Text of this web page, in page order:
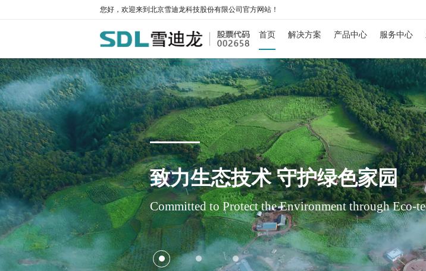
您好，欢迎来到北京雪迪龙科技股份有限公司官方网站！
首页 解决方案
污染源行业解决方案火电行业环保监测解决方案
钢铁行业环保监测解决方案
垃圾焚烧环保监测解决方案
污染源VOCs监测解决方案
大气环境质量改善解决方案环境空气质量监测解决方案
大气环境网格化监管解决方案
环境空气VOCs监测解决方案
大气污染防治管家服务解决方案
大气颗粒物与光化学组分网监测解
水环境质量改善解决方案地表水环境质量提升综合解决方案
水体感官愉悦度指数评价解决方案
工业园区综合解决方案工业园区智慧环保解决方案
智慧化工园区解决方案
碳监测碳计量解决方案碳排放与温室气体监测解决方案
CCER项目监测数据联网综合解决
工业过程分析行业解决方案石化化工行业过程气体分析解决方
水泥建材行业过程气体分析解决方
钢铁冶金行业过程气体分析解决方
空分特气行业过程气体分析解决方
产品中心
污染源监测超低排放监测系统
SCS-900/900C-
SCS-900UV/
SCS-900X-稀释
SCS-900S-高温
SCS-900CPM-抽
PMS501-烟气（
MODEL 2030-原
MODEL 2010 -
MODEL 2010S-
VOCs监测系统
SCS-900VIII-
垃圾焚烧监测系统
SCS-900FT-傅
SCS-900DS-二
重金属监测系统
SCS-900Hg-烟
SCS-900HM-烟
大气环境监测大气标准站
AQMS-900AI-数
AQMS-900-环境
AQMS-900S-小
AQMS-900CL-
MODEL 2430-高
SDL 1006-颗粒
AQMS-900HM-
AQMS-900C-
大气网格化监测系统
AQMS-1100-微
AQMS-900C-
AQMS-900C-
MODEL 2130-扬
AQMS-1100OU-
MODEL 2630-II-
MODEL 2630-环
大气VOCs监测系统
AQMS-900VI/
AQMS-900VC-
AQMS-900VF-
AQMS-
大气走航监测车
MCS-900A-大气
水环境监测地表水监测系统
WQMS-900AI-
WQMS-900-固
WQMS-900E-简
WQMS-900S-小
WQMS-900F-浮
WCS-900W-水
MODEL 9811-高
污染源水质监测系统
WWMS-900AI-
WWMS-900-污
MODEL 9810-化
MODEL 9820-氨
MODEL 9840-
MODEL 9850-总
水质特征因子在线分
MODEL 9880-水
WQMS-900HM-
智慧监测监管平台大气污染防治决策支
水污染防治决策支持
城市环境应急指挥管
智能环境综合监控平
区县智慧环保平台
园区安全环保应急一
碳监测碳计量碳排放监测系统
SCS-900/900C
SCS-900M-船舶
温室气体监测系统
AQMS-
AQMS-
T1320-气体滤波
碳计量数据管理系统
MODEL 2051-数
MODEL 2052-
KYS-2000-
碳监测碳计量管理平台
碳账户管理平台
CCER碳减排量
工业过程分析MODEL 6000系列色
MODEL
MODEL 6000-色
MODEL 1080系列气
MODEL 1080-红
MODEL 1080-
MODEL 1080-
MODEL 4030系列激
MODEL
ORTHODYNE色谱分
FID500/600系列
科学仪器飞行时间二次离子质谱
SurfaceSeer I-飞
SurfaceSeer S-
飞行时间质谱仪
PTR-TOF 4000-
PTR-TOF
便携式分析仪
MODEL
服务中心
运维服务
环境咨询服务
检测服务
售后服务
企
行业
多媒
致力生态技术 守护绿色家园
Committed to Protect the Environment through Eco-
雪迪龙邀您相约北京·2026中国国际环保展
2026-05-19
开展联学联建 共话党建引领推进产业经济发展
2022-
雪迪龙荣获西门子年度合作伙伴大奖
2022-03-06
10
2024-09
一
20
2023-09
首
公